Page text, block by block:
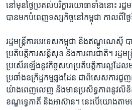
នៅ​មុន​ថ្ងៃ​ប្រគល់​បរិក្ខារ​យោធា​ទាំង​នោះ ​រដ្
បាន​មក​បំពេញ​ទស្ស​កិច្ច​នៅ​កម្ពុជា ​កាល​ពី​ថ្
រដ្ឋ​មន្ត្រី​ការ​បរទេស​កម្ពុជា ​និង​ឥណ្ឌូណេស៊ី
ប្រតិបត្តិ​ការ​សន្តិសុខ ​និង​ការពារ​ជាតិ។​ រដ្ឋមន្ត្
ប្រសើរ​ឡើង​នូវ​កិច្ច​សហ​ប្រតិបត្តិ​ការ​ល្អ​ដែល​ម
ប្រឆាំង​ឧក្រិដ្ឋ​កម្ម​ឆ្លងដែន​ ជាពិសេស​ការ​ជួ
យ៉ាង​ពេញ​លេញ ​និង​មាន​ប្រសិទ្ធ​ភាព​នូវ​លិខិ
ខណ្ឌ​ទ្វេ​ភាគី ​និង​អាស៊ាន។​ នេះ​បើ​យោង​តា